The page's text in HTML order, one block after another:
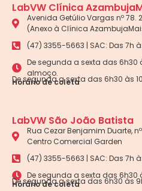
LabVW Clínica
Avenida Getúlio Vargas nº 78.
(Anexo à Clínica
(47) 3355-5663 | SAC: Das 7h
De segunda a sexta das 6h30
almoço.
Horário de coleta
De segunda a sexta das 6h30 às
LabVW São João Batista
Rua Cezar Benjamim Duarte,
Centro Comercial Garden
(47) 3355-5663 | SAC: Das 7h
De segunda a sexta das 6h30
Horário de coleta
De segunda a sexta das 6h30 às